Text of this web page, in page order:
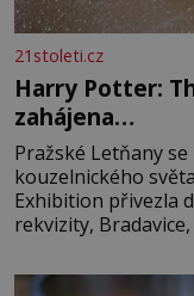
21stoleti.cz
Harry Potter:
zahájena…
Pražské Letňany
kouzelnického
Exhibition přivezla
rekvizity,